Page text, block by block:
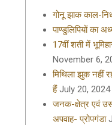
गोनू झाक काल-
पाण्डुलिपियों का
17वीं शती में
November 6,
मिथिला झुक नहीं
हैं July 20, 2024
जनक-क्षेत्र एवं
अपवाह- प्रोपगंडा